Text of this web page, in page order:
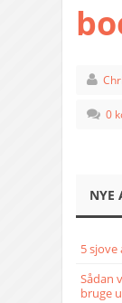
0
NYE
5
Sådan
bruge